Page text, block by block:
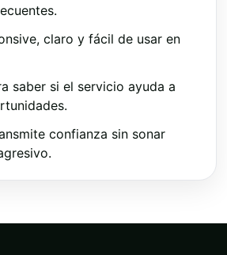
claro y fácil de usar en
saber si el servicio ayuda a
confianza sin sonar